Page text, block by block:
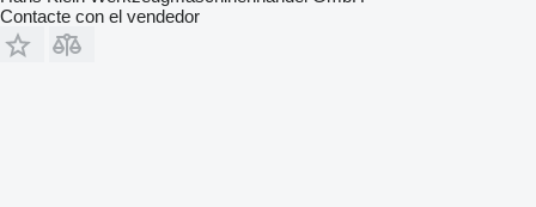
Contacte con el vendedor